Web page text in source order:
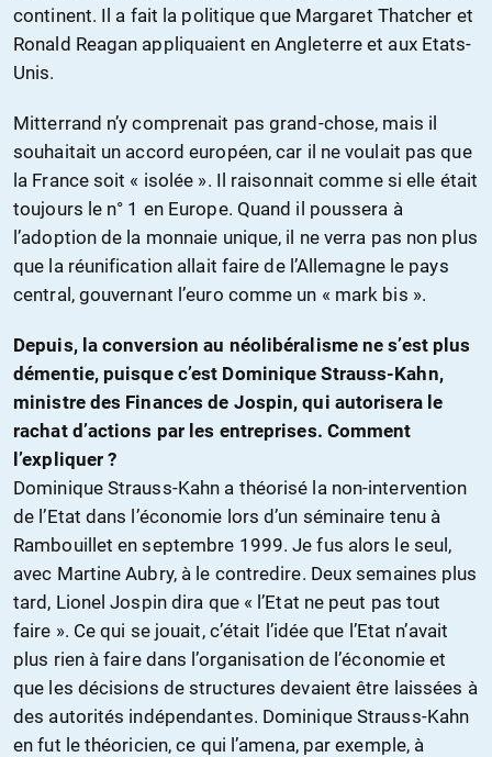
continent. Il a fait la politique que Margaret Thatcher et
Ronald Reagan appliquaient en Angleterre et aux Etats-
Unis.
Mitterrand n’y comprenait pas grand-chose, mais il
souhaitait un accord européen, car il ne voulait pas que
la France soit « isolée ». Il raisonnait comme si elle était
toujours le n° 1 en Europe. Quand il poussera à
l’adoption de la monnaie unique, il ne verra pas non plus
que la réunification allait faire de l’Allemagne le pays
central, gouvernant l’euro comme un « mark bis ».
Depuis, la conversion au néolibéralisme ne s’est plus
démentie, puisque c’est Dominique Strauss-Kahn,
ministre des Finances de Jospin, qui autorisera le
rachat d’actions par les entreprises. Comment
l’expliquer ?
Dominique Strauss-Kahn a théorisé la non-intervention
de l’Etat dans l’économie lors d’un séminaire tenu à
Rambouillet en septembre 1999. Je fus alors le seul,
avec Martine Aubry, à le contredire. Deux semaines plus
tard, Lionel Jospin dira que « l’Etat ne peut pas tout
faire ». Ce qui se jouait, c’était l’idée que l’Etat n’avait
plus rien à faire dans l’organisation de l’économie et
que les décisions de structures devaient être laissées à
des autorités indépendantes. Dominique Strauss-Kahn
en fut le théoricien, ce qui l’amena, par exemple, à